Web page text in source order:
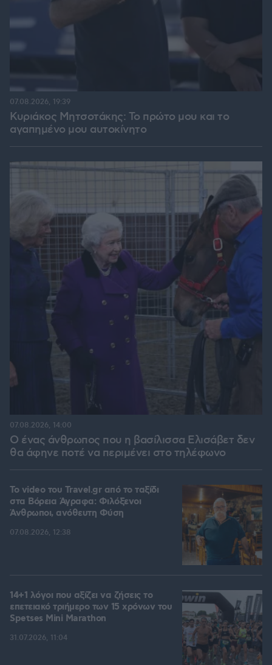
Κυριάκος Μητσοτάκης: Το πρώτο μου και το
αγαπημένο μου αυτοκίνητο
07.08.2026, 19:39
Ο ένας άνθρωπος που η βασίλισσα Ελισάβετ δεν
θα άφηνε ποτέ να περιμένει στο τηλέφωνο
07.08.2026, 14:00
To video του Travel.gr από το ταξίδι
στα Βόρεια Άγραφα: Φιλόξενοι
Άνθρωποι, ανόθευτη Φύση
07.08.2026, 12:38
14+1 λόγοι που αξίζει να ζήσεις το
επετειακό τριήμερο των 15 χρόνων του
Spetses Mini Marathon
31.07.2026, 11:04